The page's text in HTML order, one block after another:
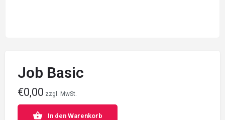
Job Basic
€0,00 zzgl. MwSt.
In den Warenkorb